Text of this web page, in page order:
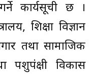
कार्यसूची छ ।
शिक्षा विज्ञान
तथा सामाजिक
पशुपंक्षी विकास